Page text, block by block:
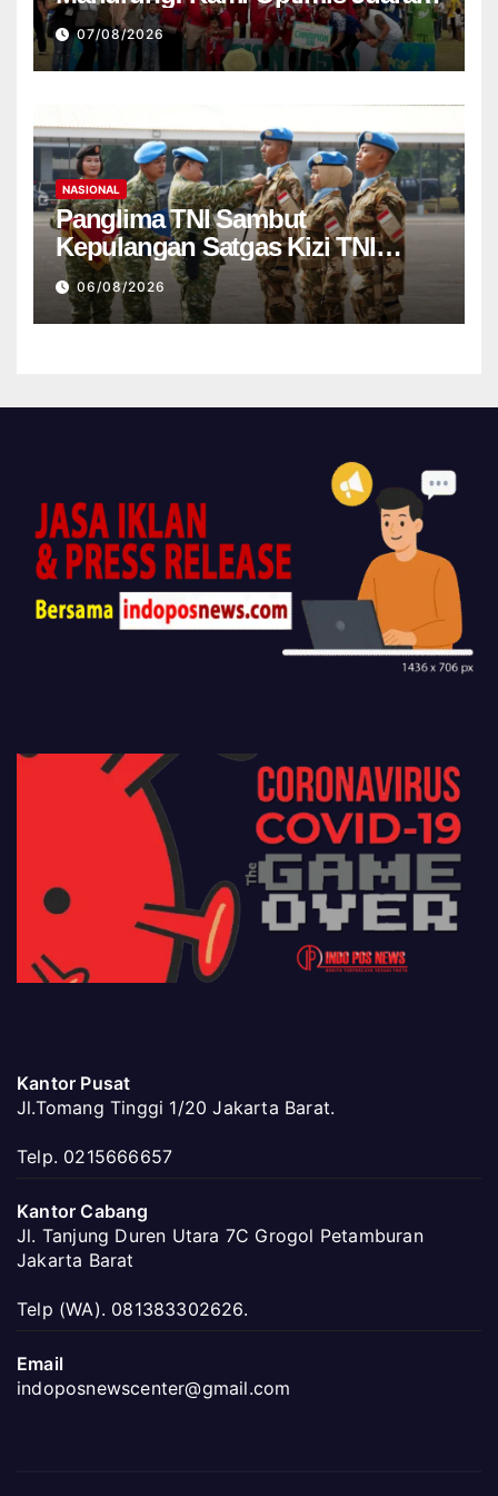
Nasional
07/08/2026
NASIONAL
Panglima TNI Sambut
Kepulangan Satgas Kizi TNI
Kontingen Garuda XX-V
MONUSCO
06/08/2026
Kantor Pusat
Jl.Tomang Tinggi 1/20 Jakarta Barat.
Telp. 0215666657
Kantor Cabang
Jl. Tanjung Duren Utara 7C Grogol Petamburan
Jakarta Barat
Telp (WA). 081383302626.
Email
indoposnewscenter@gmail.com